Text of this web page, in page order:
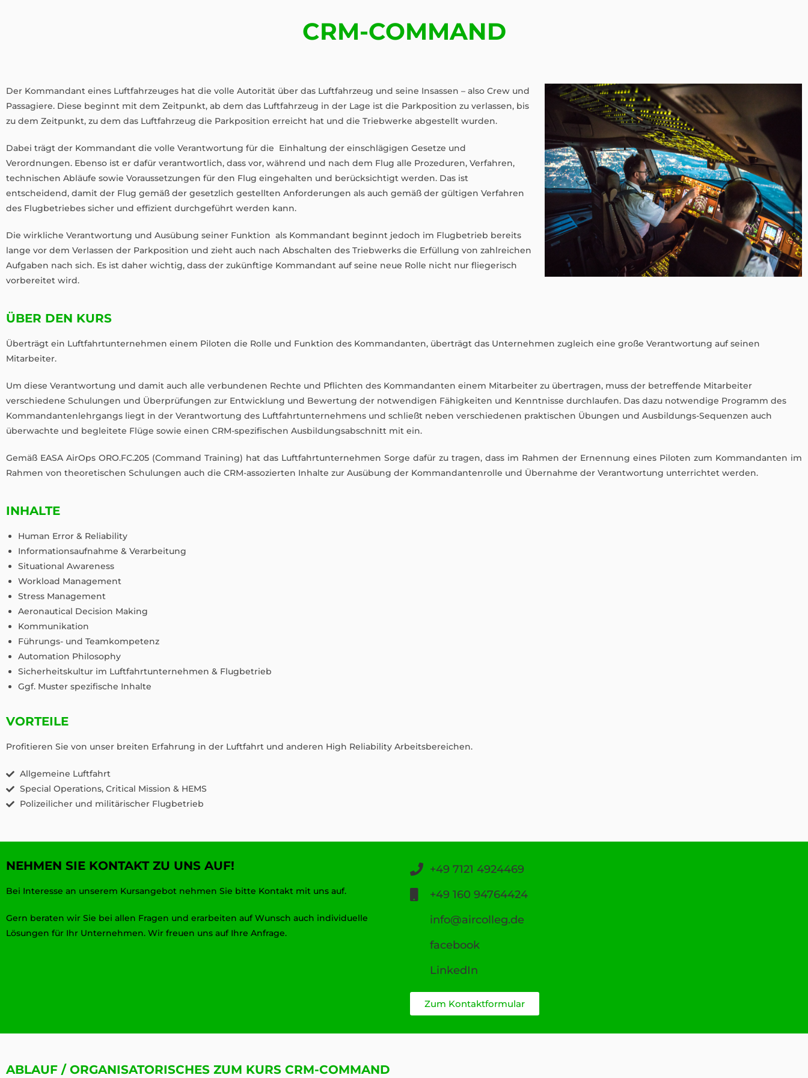
CRM-COMMAND
Der Kommandant eines Luftfahrzeuges hat die volle Autorität über das Luftfahrzeug und seine Insassen – also Crew und
Passagiere. Diese beginnt mit dem Zeitpunkt, ab dem das Luftfahrzeug in der Lage ist die Parkposition zu verlassen, bis
zu dem Zeitpunkt, zu dem das Luftfahrzeug die Parkposition erreicht hat und die Triebwerke abgestellt wurden.
Dabei trägt der Kommandant die volle Verantwortung für die Einhaltung der einschlägigen Gesetze und
Verordnungen. Ebenso ist er dafür verantwortlich, dass vor, während und nach dem Flug alle Prozeduren, Verfahren,
technischen Abläufe sowie Voraussetzungen für den Flug eingehalten und berücksichtigt werden. Das ist
entscheidend, damit der Flug gemäß der gesetzlich gestellten Anforderungen als auch gemäß der gültigen Verfahren
des Flugbetriebes sicher und effizient durchgeführt werden kann.
Die wirkliche Verantwortung und Ausübung seiner Funktion als Kommandant beginnt jedoch im Flugbetrieb bereits
lange vor dem Verlassen der Parkposition und zieht auch nach Abschalten des Triebwerks die Erfüllung von zahlreichen
Aufgaben nach sich. Es ist daher wichtig, dass der zukünftige Kommandant auf seine neue Rolle nicht nur fliegerisch
vorbereitet wird.
ÜBER DEN KURS
Überträgt ein Luftfahrtunternehmen einem Piloten die Rolle und Funktion des Kommandanten, überträgt das Unternehmen zugleich eine große Verantwortung auf seinen
Mitarbeiter.
Um diese Verantwortung und damit auch alle verbundenen Rechte und Pflichten des Kommandanten einem Mitarbeiter zu übertragen, muss der betreffende Mitarbeiter
verschiedene Schulungen und Überprüfungen zur Entwicklung und Bewertung der notwendigen Fähigkeiten und Kenntnisse durchlaufen. Das dazu notwendige Programm des
Kommandantenlehrgangs liegt in der Verantwortung des Luftfahrtunternehmens und schließt neben verschiedenen praktischen Übungen und Ausbildungs-Sequenzen auch
überwachte und begleitete Flüge sowie einen CRM-spezifischen Ausbildungsabschnitt mit ein.
Gemäß EASA AirOps ORO.FC.205 (Command Training) hat das Luftfahrtunternehmen Sorge dafür zu tragen, dass im Rahmen der Ernennung eines Piloten zum Kommandanten im
Rahmen von theoretischen Schulungen auch die CRM-assozierten Inhalte zur Ausübung der Kommandantenrolle und Übernahme der Verantwortung unterrichtet werden.
INHALTE
Human Error & Reliability
Informationsaufnahme & Verarbeitung
Situational Awareness
Workload Management
Stress Management
Aeronautical Decision Making
Kommunikation
Führungs- und Teamkompetenz
Automation Philosophy
Sicherheitskultur im Luftfahrtunternehmen & Flugbetrieb
Ggf. Muster spezifische Inhalte
VORTEILE
Profitieren Sie von unser breiten Erfahrung in der Luftfahrt und anderen High Reliability Arbeitsbereichen.
Allgemeine Luftfahrt
Special Operations, Critical Mission & HEMS
Polizeilicher und militärischer Flugbetrieb
NEHMEN SIE KONTAKT ZU UNS AUF!
Bei Interesse an unserem Kursangebot nehmen Sie bitte Kontakt mit uns auf.
Gern beraten wir Sie bei allen Fragen und erarbeiten auf Wunsch auch individuelle
Lösungen für Ihr Unternehmen. Wir freuen uns auf Ihre Anfrage.
+49 7121 4924469
+49 160 94764424
info@aircolleg.de
facebook
LinkedIn
Zum Kontaktformular
ABLAUF / ORGANISATORISCHES ZUM KURS CRM-COMMAND